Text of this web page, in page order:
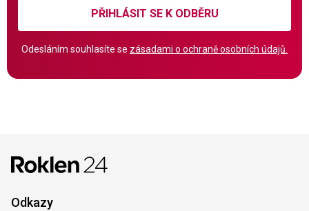
PŘIHLÁSIT SE K ODBĚRU
Odesláním souhlasíte se zásadami o ochraně osobních údajů.
Odkazy